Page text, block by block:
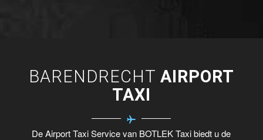
BARENDRECHT AIRPORT
TAXI
De Airport Taxi Service van BOTLEK Taxi biedt u de